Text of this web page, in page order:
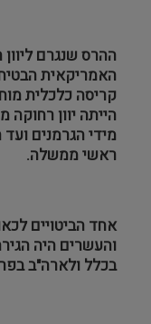
ההרס שנגרם
האמריקאית
קריסה כלכלית
מידי הגרמנים
ראשי ממשלה.
אחד הביטויים
והעשרים היה
בכלל ולארה"ב